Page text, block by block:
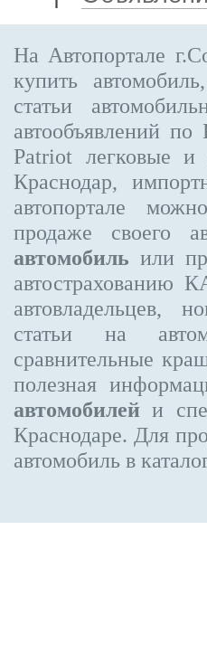
На Автопортале
купить
статьи
автообъявлений
Patriot легковые и
Краснодар,
автопортале
продаже своего
автомобиль или
автовладельцев,
статьи на
сравнительные
полезная
автомобилей и
Краснодаре. Для
автомобиль в